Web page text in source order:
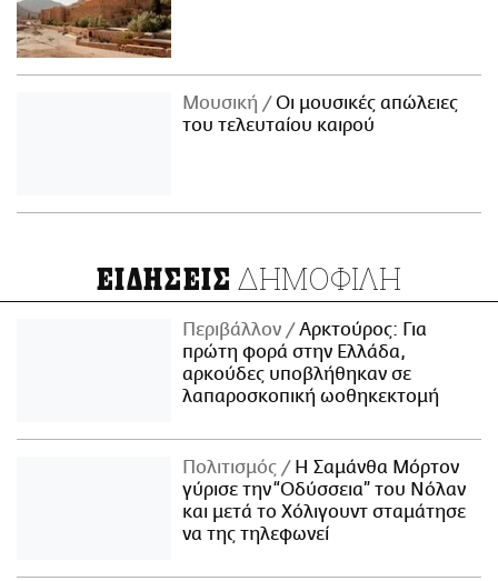
Μουσική
Οι μουσικές απώλειες
του τελευταίου καιρού
ΕΙΔΗΣΕΙΣ ΔΗΜΟΦΙΛΗ
Περιβάλλον
Αρκτούρος: Για
πρώτη φορά στην Ελλάδα,
αρκούδες υποβλήθηκαν σε
λαπαροσκοπική ωοθηκεκτομή
Πολιτισμός
Η Σαμάνθα Μόρτον
γύρισε την “Οδύσσεια” του Νόλαν
και μετά το Χόλιγουντ σταμάτησε
να της τηλεφωνεί